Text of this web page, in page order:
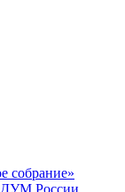
собрание»
России